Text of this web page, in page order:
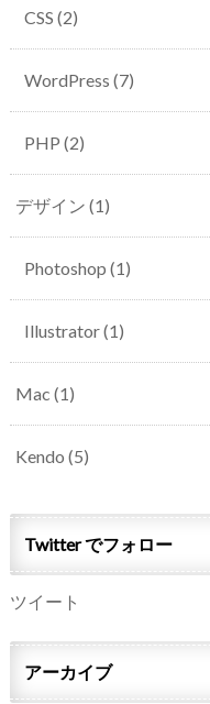
CSS (2)
WordPress (7)
PHP (2)
デザイン (1)
Photoshop (1)
Illustrator(1)
Mac (1)
Kendo (5)
Twitter でフォロー
ツイート
アーカイブ